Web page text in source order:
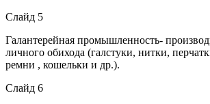
Слайд 5
Галантерейная промышленность-
личного обихода (галстуки, нитки,
ремни , кошельки и др.).
Слайд 6